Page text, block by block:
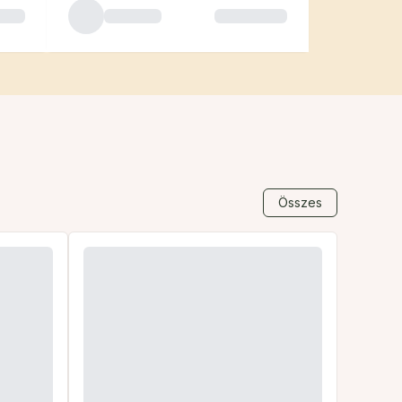
Összes